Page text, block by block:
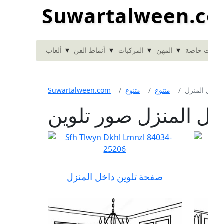
ألعاب ▾ أنماط الفن ▾ المركبات ▾ المهن ▾ خاصة
Suwartalween.com متنوع متنوع المنزل
المنزل صور تلوين
صفحة تلوين داخل المنزل